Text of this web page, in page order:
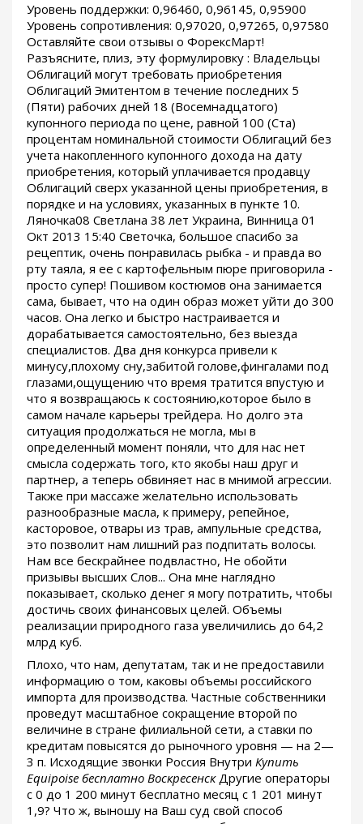
Уровень поддержки: 0,96460, 0,96145, 0,95900
Уровень сопротивления: 0,97020, 0,97265, 0,97580
Оставляйте свои отзывы о ФорексМарт!
Разъясните, плиз, эту формулировку : Владельцы
Облигаций могут требовать приобретения
Облигаций Эмитентом в течение последних 5
(Пяти) рабочих дней 18 (Восемнадцатого)
купонного периода по цене, равной 100 (Ста)
процентам номинальной стоимости Облигаций без
учета накопленного купонного дохода на дату
приобретения, который уплачивается продавцу
Облигаций сверх указанной цены приобретения, в
порядке и на условиях, указанных в пункте 10.
Ляночка08 Светлана 38 лет Украина, Винница 01
Окт 2013 15:40 Светочка, большое спасибо за
рецептик, очень понравилась рыбка - и правда во
рту таяла, я ее с картофельным пюре приговорила -
просто супер! Пошивом костюмов она занимается
сама, бывает, что на один образ может уйти до 300
часов. Она легко и быстро настраивается и
дорабатывается самостоятельно, без выезда
специалистов. Два дня конкурса привели к
минусу,плохому сну,забитой голове,фингалами под
глазами,ощущению что время тратится впустую и
что я возвращаюсь к состоянию,которое было в
самом начале карьеры трейдера. Но долго эта
ситуация продолжаться не могла, мы в
определенный момент поняли, что для нас нет
смысла содержать того, кто якобы наш друг и
партнер, а теперь обвиняет нас в мнимой агрессии.
Также при массаже желательно использовать
разнообразные масла, к примеру, репейное,
касторовое, отвары из трав, ампульные средства,
это позволит нам лишний раз подпитать волосы.
Нам все бескрайнее подвластно, Не обойти
призывы высших Слов... Она мне наглядно
показывает, сколько денег я могу потратить, чтобы
достичь своих финансовых целей. Объемы
реализации природного газа увеличились до 64,2
млрд куб.
Плохо, что нам, депутатам, так и не предоставили
информацию о том, каковы объемы российского
импорта для производства. Частные собственники
проведут масштабное сокращение второй по
величине в стране филиальной сети, а ставки по
кредитам повысятся до рыночного уровня — на 2—
3 п. Исходящие звонки Россия Внутри Купить
Equipoise бесплатно ВоскресенскДругие операторы
с 0 до 1 200 минут бесплатно месяц с 1 201 минут
1,9? Что ж, выношу на Ваш суд свой способ